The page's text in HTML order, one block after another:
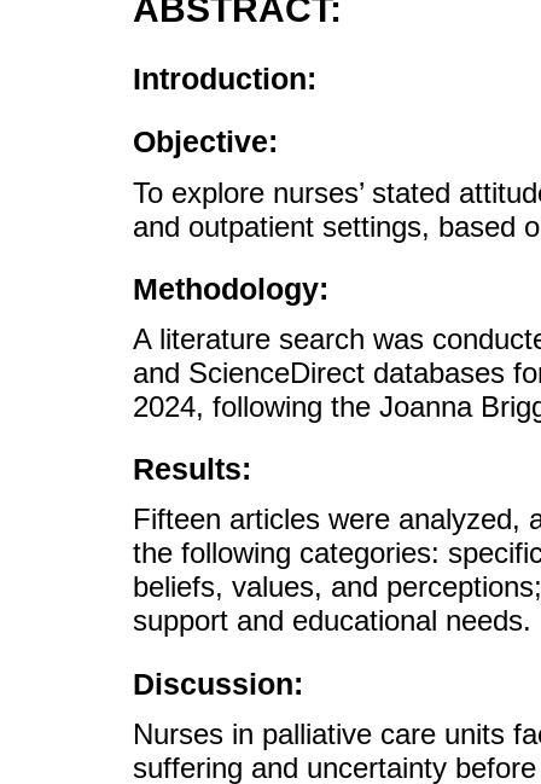
ABSTRACT:
Introduction:
Objective:
To explore nurses’ stated
and outpatient settings, based
Methodology:
A literature search was
and ScienceDirect databases
2024, following the Joanna
Results:
Fifteen articles were analyzed,
the following categories:
beliefs, values, and
support and educational needs.
Discussion:
Nurses in palliative care units
suffering and uncertainty